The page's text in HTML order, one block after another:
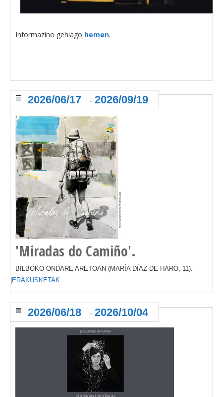
Informazino gehiago hemen.
'Miradas do Camiño'.
2026/06/17 - 2026/09/19
BILBOKO ONDARE ARETOAN (MARÍA DÍAZ DE HARO, 11).
ERAKUSKETAK
2026/06/18 - 2026/10/04